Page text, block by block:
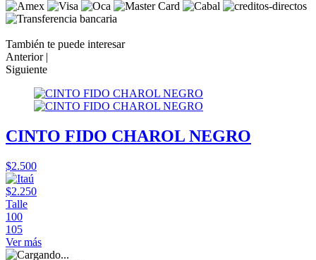
También te puede interesar
Anterior |
Siguiente
CINTO FIDO CHAROL NEGRO
$2.500
$2.250
Talle
100
105
Ver más